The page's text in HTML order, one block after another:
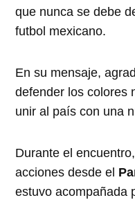
que nunca se debe
futbol mexicano.
En su mensaje,
defender los colores
unir al país con una
Durante el
acciones desde el
estuvo acompañada